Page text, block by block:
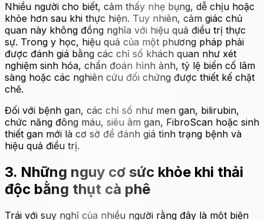
Nhiều người cho biết, cảm thấy nhẹ bụng, dễ chịu hoặc
khỏe hơn sau khi thực hiện. Tuy nhiên, cảm giác chủ
quan này không đồng nghĩa với hiệu quả điều trị thực
sự. Trong y học, hiệu quả của một phương pháp phải
được đánh giá bằng các chỉ số khách quan như xét
nghiệm sinh hóa, chẩn đoán hình ảnh, tỷ lệ biến cố lâm
sàng hoặc các nghiên cứu đối chứng được thiết kế chặt
chẽ.
Đối với bệnh gan, các chỉ số như men gan, bilirubin,
chức năng đông máu, siêu âm gan, FibroScan hoặc sinh
thiết gan mới là cơ sở để đánh giá tình trạng bệnh và
hiệu quả điều trị.
3. Những nguy cơ sức khỏe khi thải
độc bằng thụt cà phê
Trái với suy nghĩ của nhiều người rằng đây là một biện